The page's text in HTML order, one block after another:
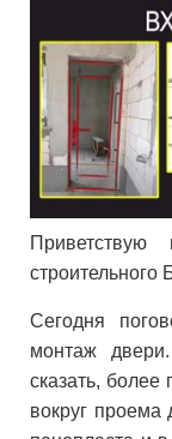
строительного
Сегодня
монтаж
сказать,
вокруг проема